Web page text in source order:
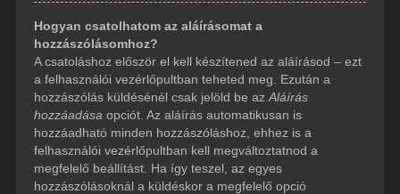
Hogyan csatolhatom az aláírásomat a
hozzászólásomhoz?
A csatoláshoz először el kell készítened az aláírásod – ezt
a felhasználói vezérlőpultban teheted meg. Ezután a
hozzászólás küldésénél csak jelöld be az Aláírás
hozzáadása opciót. Az aláírás automatikusan is
hozzáadható minden hozzászóláshoz, ehhez is a
felhasználói vezérlőpultban kell megváltoztatnod a
megfelelő beállítást. Ha így teszel, az egyes
hozzászólásoknál a küldéskor a megfelelő opció